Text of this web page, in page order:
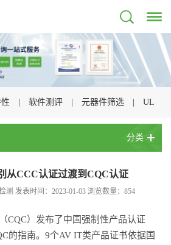
| 软件测评 | 元器件筛选 | UL
分类
从CCC认证过渡到CQC认证
测 发表时间：2023-01-03 浏览数量： 854
CQC）发布了中国强制性产品认证
的指南。9个AV IT类产品证书依据国